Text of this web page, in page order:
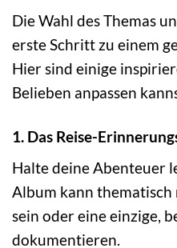
Die Wahl des Themas
erste Schritt zu einem
Hier sind einige
Belieben anpassen
1. Das Reise-
Halte deine Abenteuer
Album kann thematisch
sein oder eine einzige,
dokumentieren.